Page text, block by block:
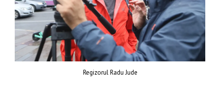
Regizorul Radu Jude